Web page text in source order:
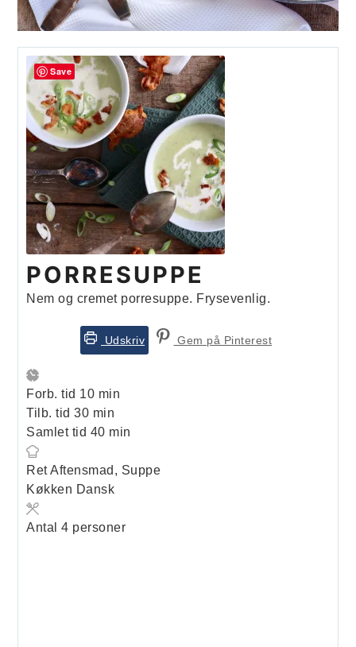
PORRESUPPE
Nem og cremet porresuppe. Frysevenlig.
Udskriv Gem på Pinterest
Forb. tid 10minutter
min
Tilb. tid30minutter
min
Samlet tid 40minutter
min
RetAftensmad, Suppe
Køkken Dansk
Antal4 personer
Save